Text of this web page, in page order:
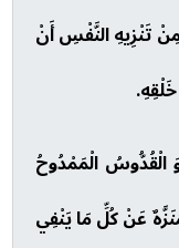
تَنْزِيهِ النَّفْسِ أَنْ
الْقُدُّوسُ الْمَمْدُوحُ
عَنْ كُلِّ مَا يَنْفِي